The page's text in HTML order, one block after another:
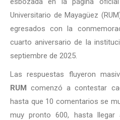
Universitario de Mayagüez
egresados con la
cuarto aniversario de la
septiembre de 2025.
Las respuestas fluyeron
RUM comenzó a contestar
hasta que 10 comentarios se
muy pronto 600, hasta